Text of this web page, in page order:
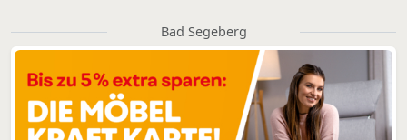
Bad Segeberg